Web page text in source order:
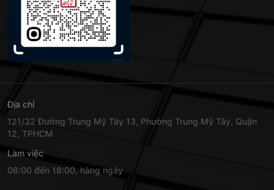
Địa chỉ
121/32 Đường Trung Mỹ Tây 13, Phường Trung Mỹ Tây, Quận
12, TPHCM
Làm việc
08:00 đến 18:00, hàng ngày